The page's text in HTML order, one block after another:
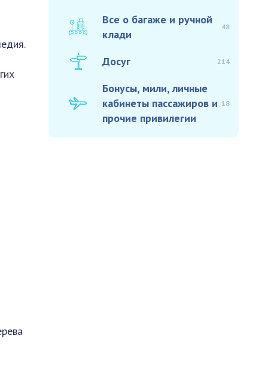
Все о багаже и ручной
клади
48
Досуг 214
Бонусы, мили, личные
кабинеты пассажиров и
прочие привилегии
18